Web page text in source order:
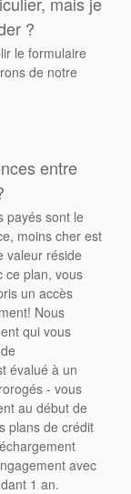
?
le formulaire
de notre
entre
payés sont le
moins cher est
valeur réside
ce plan, vous
un accès
Nous
qui vous
évalué à un
- vous
au début de
plans de crédit
avec
1 an.